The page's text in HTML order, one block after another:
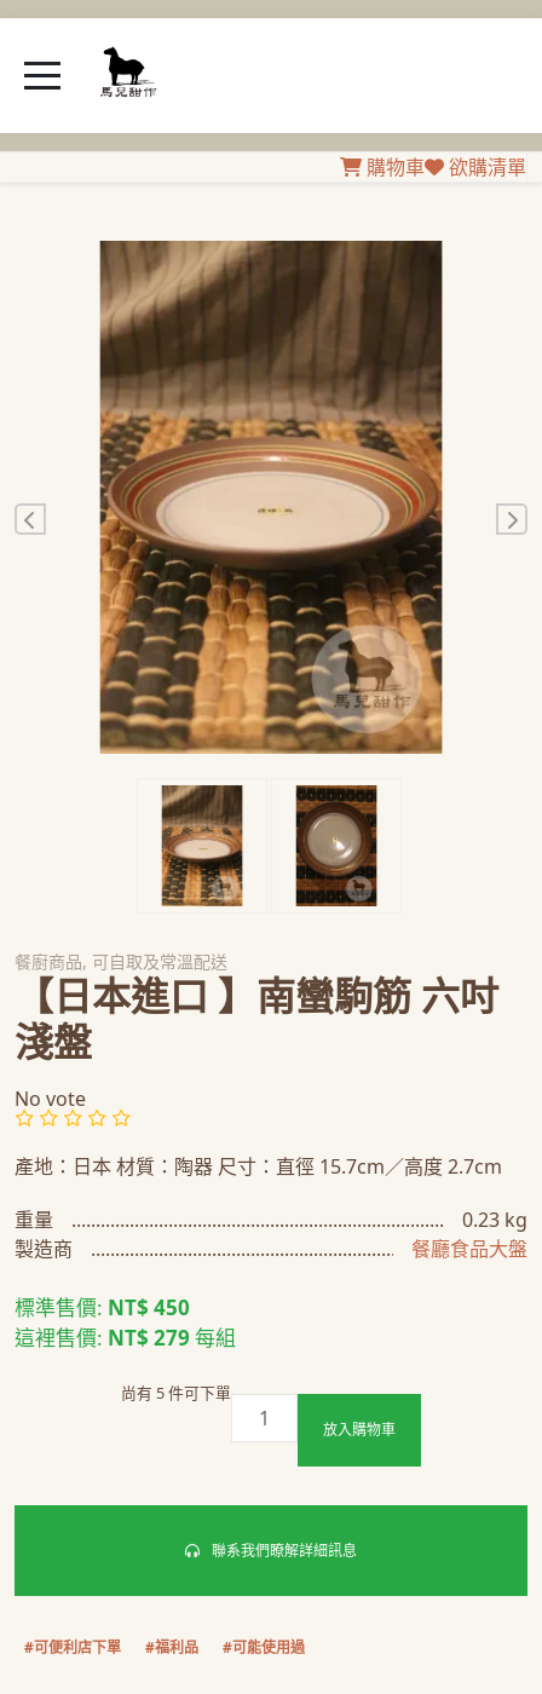
購物車 欲購清單
餐廚商品, 可自取及常溫配送
【日本進口 】南蠻駒筋 六吋
淺盤
No vote
產地：日本 材質：陶器 尺寸：直徑 15.7cm／高度 2.7cm
重量
0.23 kg
製造商
餐廳食品大盤
標準售價: NT$ 450
這裡售價: NT$ 279 每組
尚有 5 件可下單
放入購物車
聯系我們瞭解詳細訊息
#可便利店下單 #福利品 #可能使用過